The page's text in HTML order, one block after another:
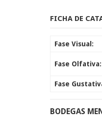
FICHA DE
Fase Visual:
Fase Olfativa:
Fase
BODEGAS